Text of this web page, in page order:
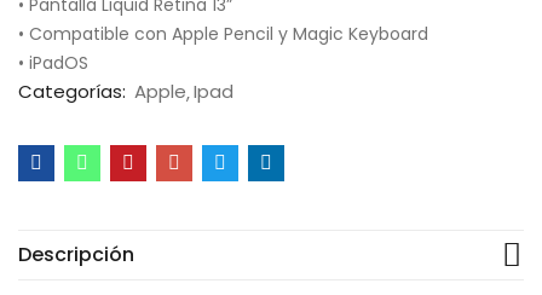
• Pantalla Liquid Retina 13”
• Compatible con Apple Pencil y Magic Keyboard
• iPadOS
Categorías: Apple Ipad
Descripción